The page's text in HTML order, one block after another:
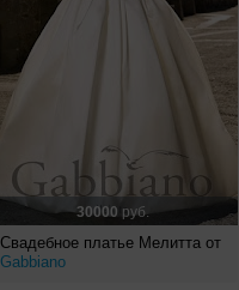
30000 руб.
Свадебное платье Мелитта от
Gabbiano